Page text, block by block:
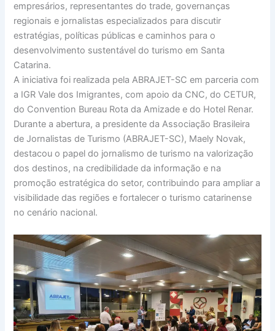
empresários, representantes do trade, governanças
regionais e jornalistas especializados para discutir
estratégias, políticas públicas e caminhos para o
desenvolvimento sustentável do turismo em Santa
Catarina.
A iniciativa foi realizada pela ABRAJET-SC em parceria com
a IGR Vale dos Imigrantes, com apoio da CNC, do CETUR,
do Convention Bureau Rota da Amizade e do Hotel Renar.
Durante a abertura, a presidente da Associação Brasileira
de Jornalistas de Turismo (ABRAJET-SC), Maely Novak,
destacou o papel do jornalismo de turismo na valorização
dos destinos, na credibilidade da informação e na
promoção estratégica do setor, contribuindo para ampliar a
visibilidade das regiões e fortalecer o turismo catarinense
no cenário nacional.